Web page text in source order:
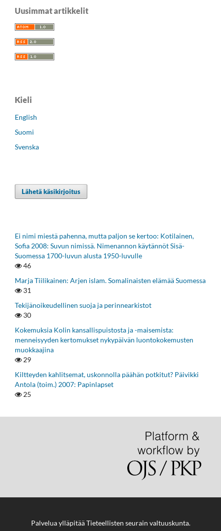
Uusimmat artikkelit
Kieli
English
Suomi
Svenska
Lähetä käsikirjoitus
Ei nimi miestä pahenna, mutta paljon se kertoo: Kotilainen,
Sofia 2008: Suvun nimissä. Nimenannon käytännöt Sisä-
Suomessa 1700-luvun alusta 1950-luvulle
46
Marja Tiilikainen: Arjen islam. Somalinaisten elämää Suomessa
31
Tekijänoikeudellinen suoja ja perinnearkistot
30
Kokemuksia Kolin kansallispuistosta ja -maisemista:
menneisyyden kertomukset nykypäivän luontokokemusten
muokkaajina
29
Kiltteyden kahlitsemat, uskonnolla päähän potkitut? Päivikki
Antola (toim.) 2007: Papinlapset
25
Palvelua ylläpitääTieteellisten seurain valtuuskunta.